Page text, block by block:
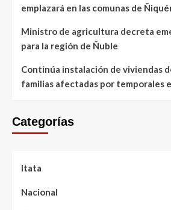
emplazará en las comunas de
Ministro de agricultura decreta
para la región de Ñuble
Continúa instalación de viviendas
familias afectadas por temporales
Categorías
Itata
Nacional